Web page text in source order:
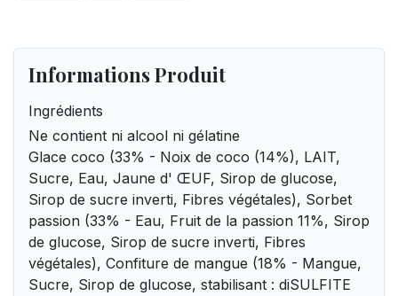
Informations Produit
Ingrédients
Ne contient ni alcool ni gélatine
Glace coco (33% - Noix de coco (14%), LAIT,
Sucre, Eau, Jaune d' ŒUF, Sirop de glucose,
Sirop de sucre inverti, Fibres végétales), Sorbet
passion (33% - Eau, Fruit de la passion 11%, Sirop
de glucose, Sirop de sucre inverti, Fibres
végétales), Confiture de mangue (18% - Mangue,
Sucre, Sirop de glucose, stabilisant : diSULFITE